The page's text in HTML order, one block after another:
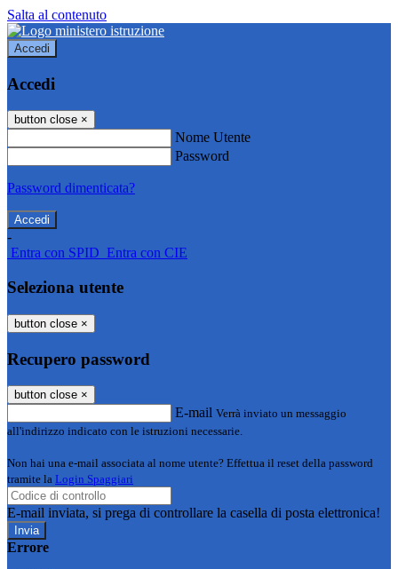
Salta al contenuto
Accedi
Accedi
button close ×
Nome Utente
Password
Password dimenticata?
-
Entra con SPID Entra con CIE
Seleziona utente
button close ×
Recupero password
button close ×
E-mail Verrà inviato un messaggio
all'indirizzo indicato con le istruzioni necessarie.
Non hai una e-mail associata al nome utente? Effettua il reset della password
tramite la Login Spaggiari
E-mail inviata, si prega di controllare la casella di posta elettronica!
Errore